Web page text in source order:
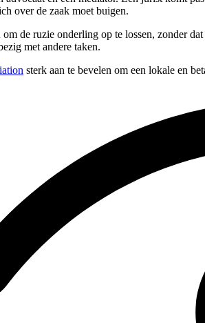
over de zaak moet buigen.
de ruzie onderling op te lossen, zonder
met andere taken.
sterk aan te bevelen om een lokale en